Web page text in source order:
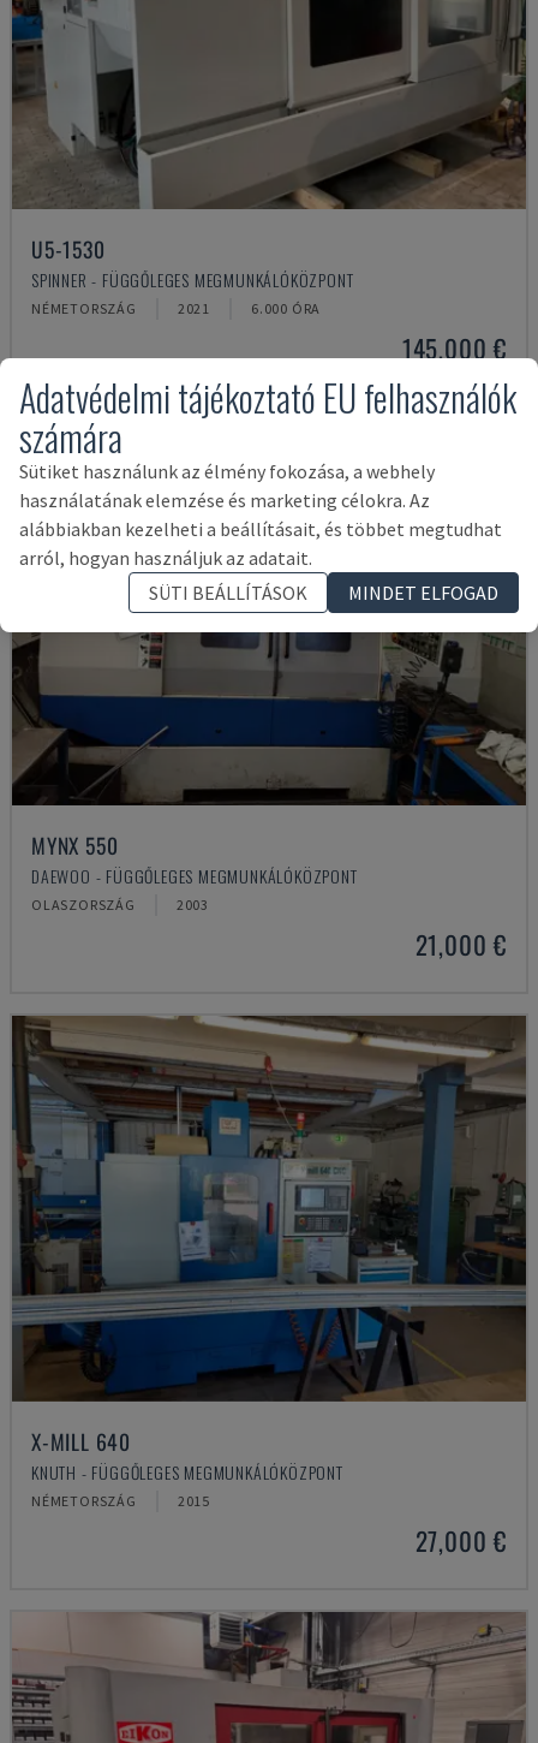
U5-1530
SPINNER - FÜGGŐLEGES MEGMUNKÁLÓKÖZPONT
NÉMETORSZÁG 2021 6.000 ÓRA
145,000 €
MYNX 550
DAEWOO - FÜGGŐLEGES MEGMUNKÁLÓKÖZPONT
OLASZORSZÁG 2003
21,000 €
X-MILL 640
KNUTH - FÜGGŐLEGES MEGMUNKÁLÓKÖZPONT
NÉMETORSZÁG 2015
27,000 €
Adatvédelmi tájékoztató EU felhasználók
számára
Sütiket használunk az élmény fokozása, a webhely
használatának elemzése és marketing célokra. Az
alábbiakban kezelheti a beállításait, és többet megtudhat
arról, hogyan használjuk az adatait.
SÜTI BEÁLLÍTÁSOK
MINDET ELFOGAD